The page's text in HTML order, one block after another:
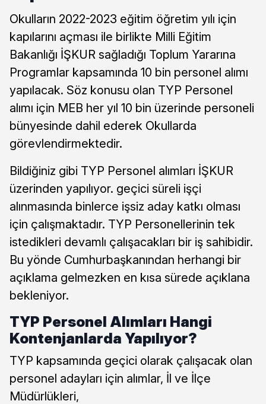
Okulların 2022-2023 eğitim öğretim yılı için
kapılarını açması ile birlikte Milli Eğitim
Bakanlığı İŞKUR sağladığı Toplum Yararına
Programlar kapsamında 10 bin personel alımı
yapılacak. Söz konusu olan TYP Personel
alımı için MEB her yıl 10 bin üzerinde personeli
bünyesinde dahil ederek Okullarda
görevlendirmektedir.
Bildiğiniz gibi TYP Personel alımları İŞKUR
üzerinden yapılıyor. geçici süreli işçi
alınmasında binlerce işsiz aday katkı olması
için çalışmaktadır. TYP Personellerinin tek
istedikleri devamlı çalışacakları bir iş sahibidir.
Bu yönde Cumhurbaşkanından herhangi bir
açıklama gelmezken en kısa sürede açıklana
bekleniyor.
TYP Personel Alımları Hangi
Kontenjanlarda Yapılıyor?
TYP kapsamında geçici olarak çalışacak olan
personel adayları için alımlar, İl ve İlçe
Müdürlükleri,